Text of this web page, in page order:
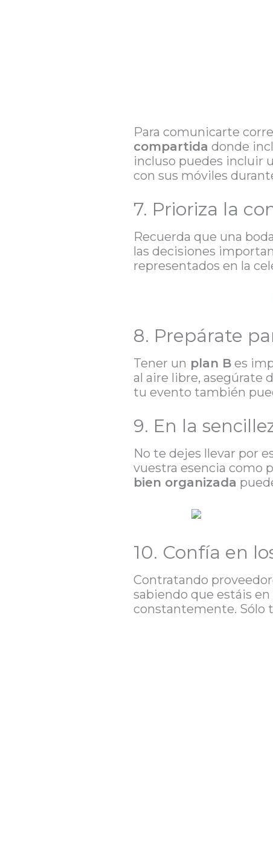
Para comunicarte
compartida donde
incluso puedes incluir
con sus móviles
7. Prioriza la
Recuerda que una
las decisiones
representados en la
8. Prepárate
Tener un plan B es
al aire libre, asegúrate
tu evento también
9. En la
No te dejes llevar por
vuestra esencia como
bien organizada
10. Confía en
Contratando
sabiendo que estáis
constantemente. Sólo